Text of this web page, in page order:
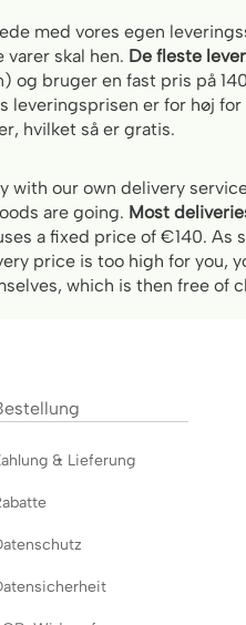
med vores egen
skal hen. De fleste
og bruger en fast pris på
leveringsprisen er for høj
hvilket så er gratis.
with our own delivery
are going. Most
a fixed price of €140.
price is too high for you,
which is then free of
& Lieferung